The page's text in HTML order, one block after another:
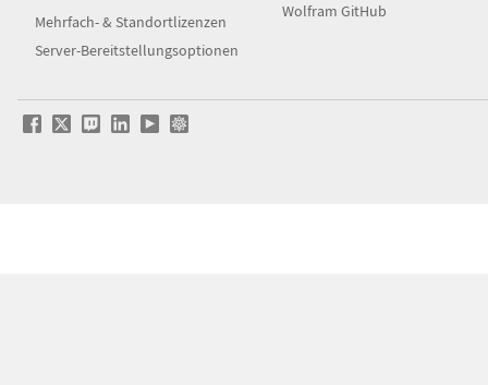
Mehrfach- & Standortlizenzen
Server-Bereitstellungsoptionen
Wolfram GitHub